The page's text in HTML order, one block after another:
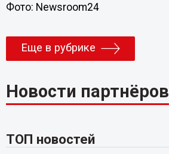
Фото: Newsroom24
Еще в рубрике
Новости партнёров
ТОП новостей